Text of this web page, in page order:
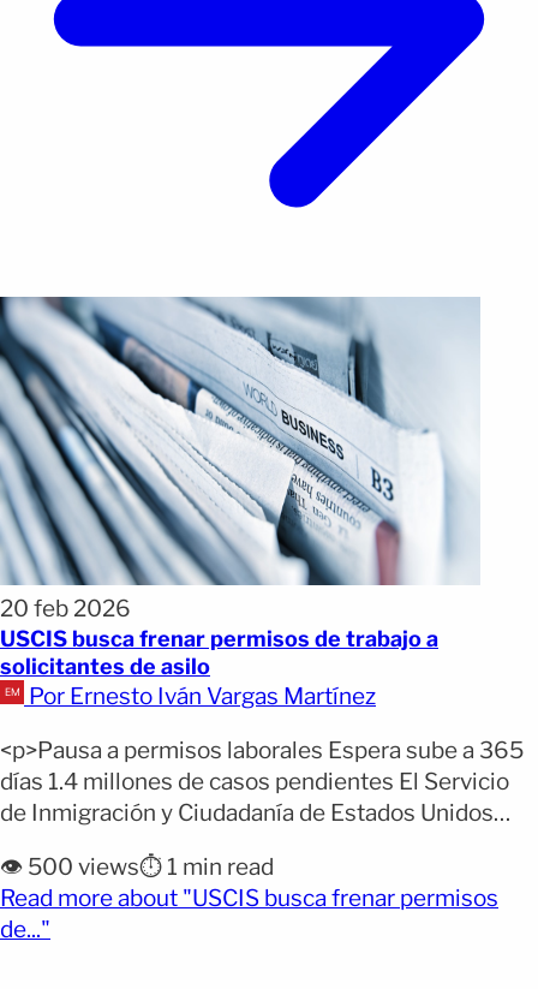
20 feb 2026
USCIS busca frenar permisos de trabajo a
solicitantes de asilo
Por Ernesto Iván Vargas Martínez
<p>Pausa a permisos laborales Espera sube a 365
días 1.4 millones de casos pendientes El Servicio
de Inmigración y Ciudadanía de Estados Unidos
temporalmente la adjudicación de permisos de
trabajo para solicitantes de asilo. La medida fue
publicada este viernes y quedó abierta a consulta
👁️ 500 views⏱️ 1 min read
Read more about "USCIS busca frenar permisos
de..."